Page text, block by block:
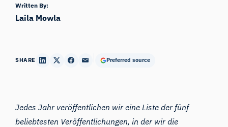
Written By:
Laila Mowla
SHARE Preferred source
Jedes Jahr veröffentlichen wir eine Liste der fünf
beliebtesten Veröffentlichungen, in der wir die